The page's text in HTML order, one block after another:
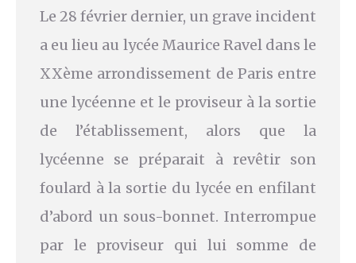
Le 28 février dernier, un grave incident
a eu lieu au lycée Maurice Ravel dans le
XXème arrondissement de Paris entre
une lycéenne et le proviseur à la sortie
de l’établissement, alors que la
lycéenne se préparait à revêtir son
foulard à la sortie du lycée en enfilant
d’abord un sous-bonnet. Interrompue
par le proviseur qui lui somme de